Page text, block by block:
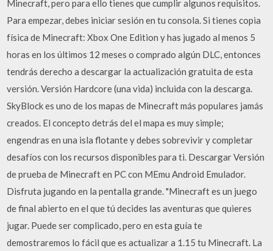
Minecraft, pero para ello tienes que cumplir algunos requisitos.
Para empezar, debes iniciar sesión en tu consola. Si tienes copia
física de Minecraft: Xbox One Edition y has jugado al menos 5
horas en los últimos 12 meses o comprado algún DLC, entonces
tendrás derecho a descargar la actualización gratuita de esta
versión. Versión Hardcore (una vida) incluida con la descarga.
SkyBlock es uno de los mapas de Minecraft más populares jamás
creados. El concepto detrás del el mapa es muy simple;
engendras en una isla flotante y debes sobrevivir y completar
desafíos con los recursos disponibles para ti. Descargar Versión
de prueba de Minecraft en PC con MEmu Android Emulador.
Disfruta jugando en la pentalla grande. "Minecraft es un juego
de final abierto en el que tú decides las aventuras que quieres
jugar. Puede ser complicado, pero en esta guía te
demostraremos lo fácil que es actualizar a 1.15 tu Minecraft. La